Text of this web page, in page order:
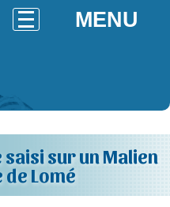
MENU
saisi sur un Malien
Lomé